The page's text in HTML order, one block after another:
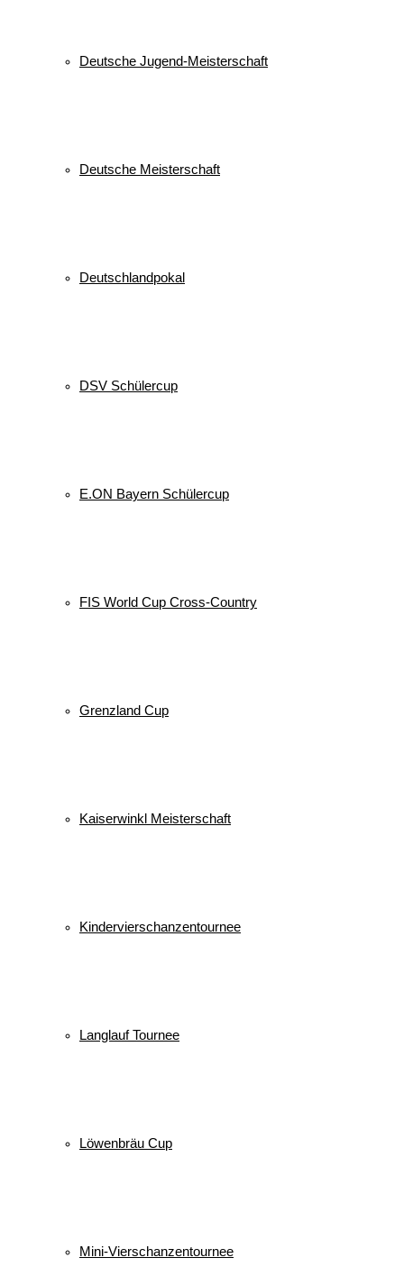
Deutsche Jugend-Meisterschaft
Deutsche Meisterschaft
Deutschlandpokal
DSV Schülercup
E.ON Bayern Schülercup
FIS World Cup Cross-Country
Grenzland Cup
Kaiserwinkl Meisterschaft
Kindervierschanzentournee
Langlauf Tournee
Löwenbräu Cup
Mini-Vierschanzentournee